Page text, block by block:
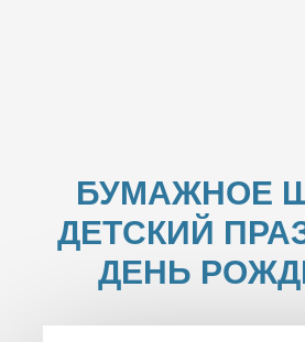
БУМАЖНОЕ
ДЕТСКИЙ
ДЕНЬ